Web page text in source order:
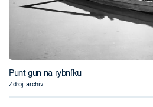
Punt gun na rybníku
Zdroj: archiv